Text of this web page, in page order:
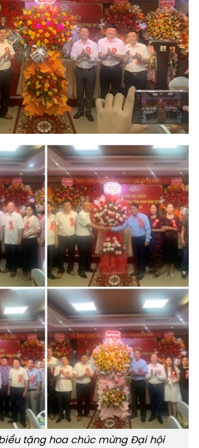
tặng hoa chúc mừng Đại hội